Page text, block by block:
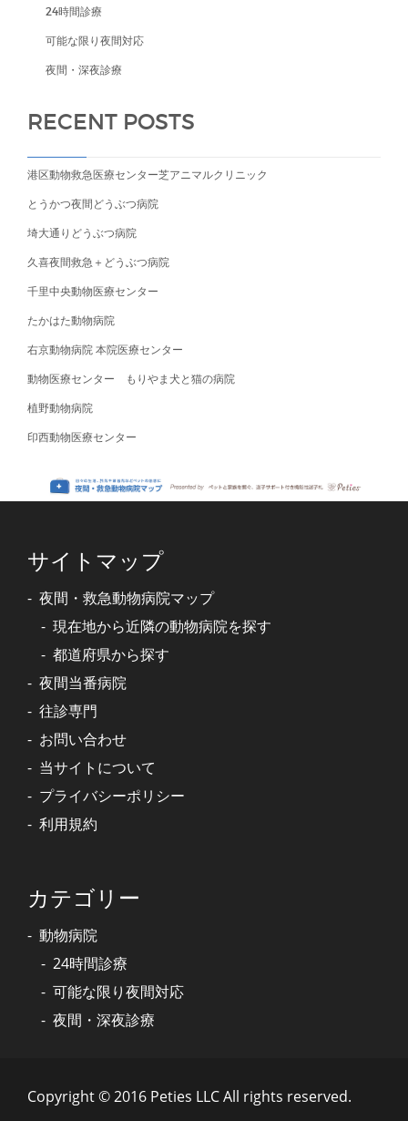
24時間診療
可能な限り夜間対応
夜間・深夜診療
RECENT POSTS
港区動物救急医療センター芝アニマルクリニック
とうかつ夜間どうぶつ病院
埼大通りどうぶつ病院
久喜夜間救急＋どうぶつ病院
千里中央動物医療センター
たかはた動物病院
右京動物病院 本院医療センター
動物医療センター もりやま犬と猫の病院
植野動物病院
印西動物医療センター
サイトマップ
夜間・救急動物病院マップ
現在地から近隣の動物病院を探す
都道府県から探す
夜間当番病院
往診専門
お問い合わせ
当サイトについて
プライバシーポリシー
利用規約
カテゴリー
動物病院
24時間診療
可能な限り夜間対応
夜間・深夜診療
Copyright © 2016 Peties LLC All rights reserved.